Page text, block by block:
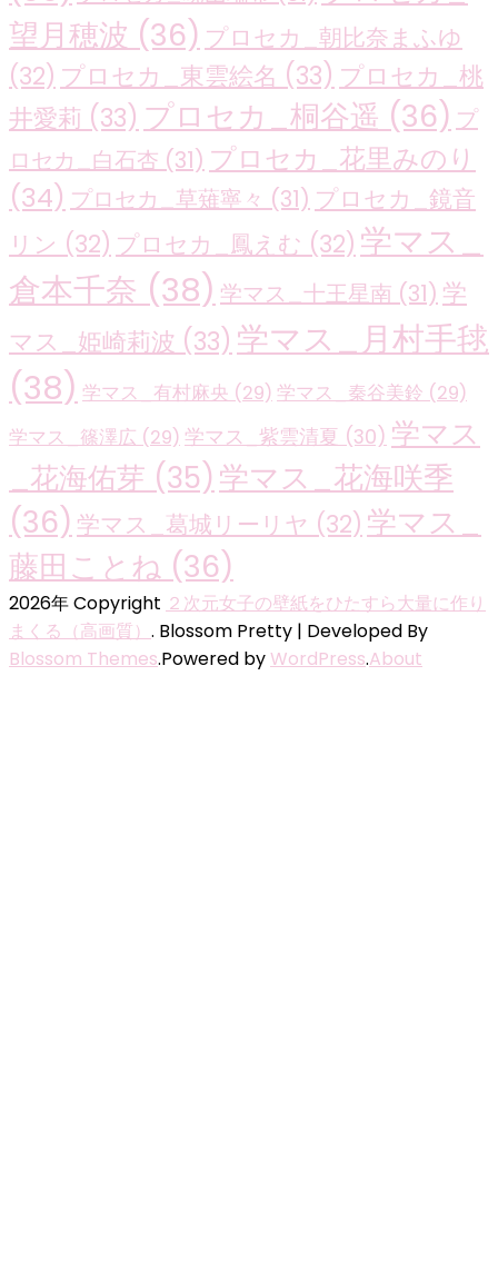
望月穂波 (36) プロセカ_朝比奈まふゆ
(32) プロセカ_東雲絵名 (33) プロセカ_桃
井愛莉 (33) プロセカ_桐谷遥 (36) プ
ロセカ_白石杏 (31) プロセカ_花里みのり
(34) プロセカ_草薙寧々 (31) プロセカ_鏡音
リン (32) プロセカ_鳳えむ (32) 学マス_
倉本千奈 (38) 学マス_十王星南 (31) 学
マス_姫崎莉波 (33) 学マス_月村手毬
(38) 学マス_有村麻央 (29) 学マス_秦谷美鈴 (29)
学マス_篠澤広 (29) 学マス_紫雲清夏 (30) 学マス
_花海佑芽 (35) 学マス_花海咲季
(36) 学マス_葛城リーリヤ (32) 学マス_
藤田ことね (36)
2026年 Copyright ２次元女子の壁紙をひたすら大量に作り
まくる（高画質） . Blossom Pretty | Developed By
Blossom Themes.Powered byWordPress.About